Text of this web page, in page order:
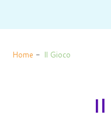
Home - Il Gioco